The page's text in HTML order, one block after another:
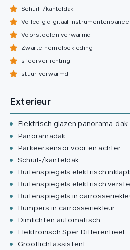
Schuif-/kanteldak
Volledig digitaal instrumentenpaneel
Voorstoelen verwarmd
Zwarte hemelbekleding
sfeerverlichting
stuur verwarmd
Exterieur
Elektrisch glazen panorama-dak
Panoramadak
Parkeersensor voor en achter
Schuif-/kanteldak
Buitenspiegels elektrisch
Buitenspiegels elektrisch
Buitenspiegels in
Bumpers in carrosseriekleur
Dimlichten automatisch
Elektronisch Sper Differentieel
Grootlichtassistent